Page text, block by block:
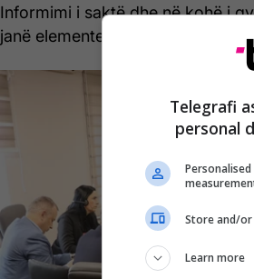
Informimi i saktë dhe në kohë i
janë elemente kyçe për arritjen e
Telegrafi
personal
Store and/or
Learn more